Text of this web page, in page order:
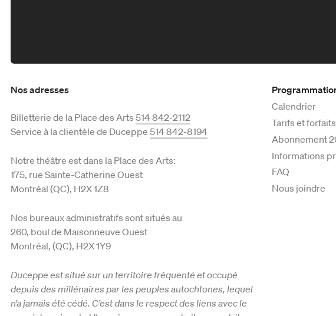
Nos adresses
Billetterie de la Place des Arts 514 842-2112
Service à la clientèle de Duceppe 514 842-8194
Notre théâtre est dans la Place des Arts:
175, rue Sainte-Catherine Ouest
Montréal (QC), H2X 1Z8
Nos bureaux administratifs sont situés au
260, boul de Maisonneuve Ouest
Montréal, (QC), H2X 1Y9
Duceppe est situé sur un territoire fréquenté et occupé
depuis des millénaires par les peuples autochtones, lequel
n’a jamais été cédé. C’est dans le respect des liens avec le
Calendrier
Tarifs et forfaits
Abonnement
Informations
FAQ
Nous joindre